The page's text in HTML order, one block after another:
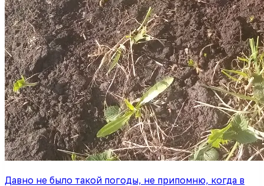
Давно не было такой погоды, не припомню, когда в